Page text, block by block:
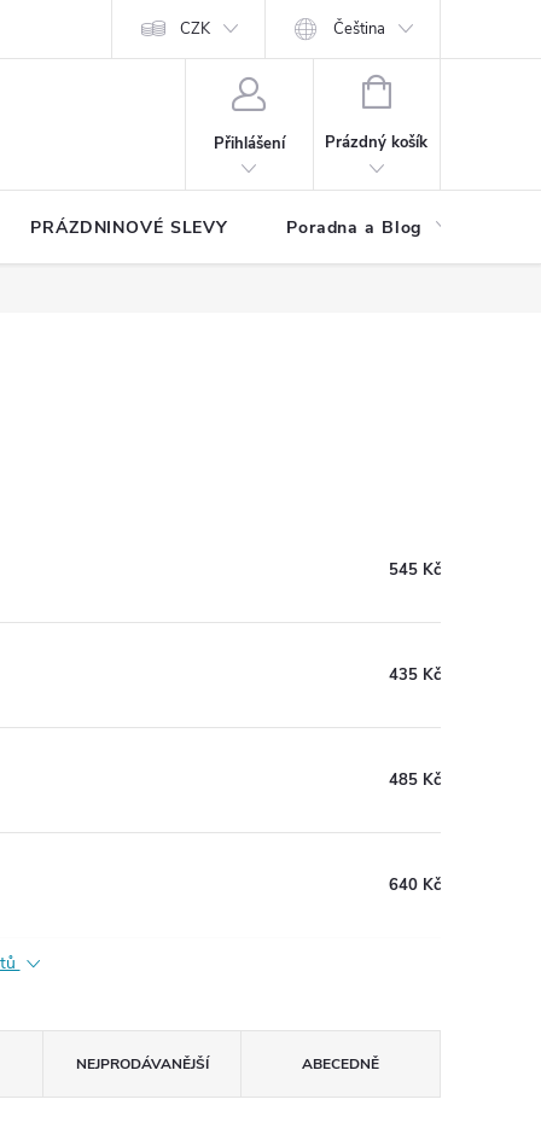
Hodnocení obchodu
CZK Čeština
Přihlášení
NÁKUPNÍ
Prázdný košík
PRÁZDNINOVÉ SLEVY Poradna a Blog
545 Kč
435 Kč
485 Kč
640 Kč
NEJPRODÁVANĚJŠÍ ABECEDNĚ